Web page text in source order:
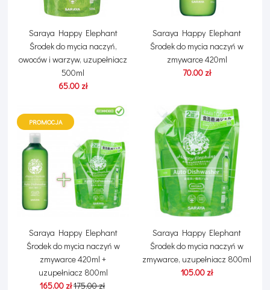
Saraya Happy Elephant
Środek do mycia naczyń,
owoców i warzyw, uzupełniacz
500ml
65.00 zł
Saraya Happy Elephant
Środek do mycia naczyń w
zmywarce 420ml
70.00 zł
PROMOCJA
Saraya Happy Elephant
Środek do mycia naczyń w
zmywarce 420ml +
uzupełniacz 800ml
165.00 zł175.00 zł
Saraya Happy Elephant
Środek do mycia naczyń w
zmywarce, uzupełniacz 800ml
105.00 zł